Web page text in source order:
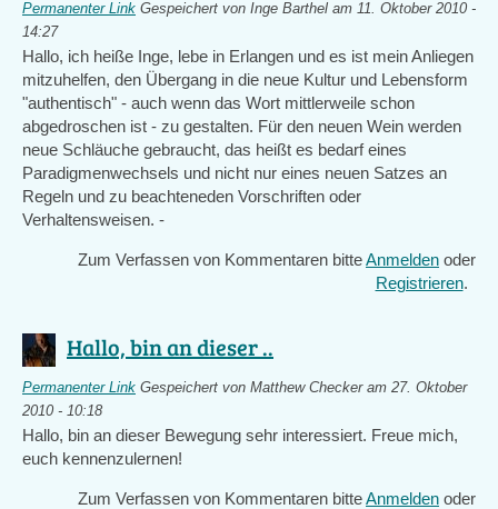
Permanenter Link Gespeichert von Inge Barthel am 11. Oktober 2010 -
14:27
Hallo, ich heiße Inge, lebe in Erlangen und es ist mein Anliegen
mitzuhelfen, den Übergang in die neue Kultur und Lebensform
"authentisch" - auch wenn das Wort mittlerweile schon
abgedroschen ist - zu gestalten. Für den neuen Wein werden
neue Schläuche gebraucht, das heißt es bedarf eines
Paradigmenwechsels und nicht nur eines neuen Satzes an
Regeln und zu beachteneden Vorschriften oder
Verhaltensweisen. -
Zum Verfassen von Kommentaren bitteAnmelden oder
Registrieren.
Hallo, bin an dieser ..
Permanenter Link Gespeichert von Matthew Checkeram 27. Oktober
2010 - 10:18
Hallo, bin an dieser Bewegung sehr interessiert. Freue mich,
euch kennenzulernen!
Zum Verfassen von Kommentaren bitteAnmelden oder